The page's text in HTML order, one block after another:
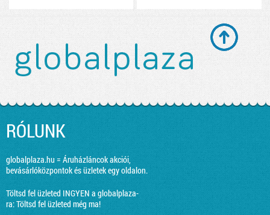
RÓLUNK
globalplaza.hu = Áruházláncok akciói,
bevásárlóközpontok és üzletek egy oldalon.
Töltsd fel üzleted INGYEN a globalplaza-
ra:Töltsd fel üzleted még ma!